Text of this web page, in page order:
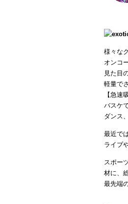
様々な
オンコ
見た目
軽量で
【急速
バスケ
ダンス
最近で
ライブ
スポー
材に、
最先端